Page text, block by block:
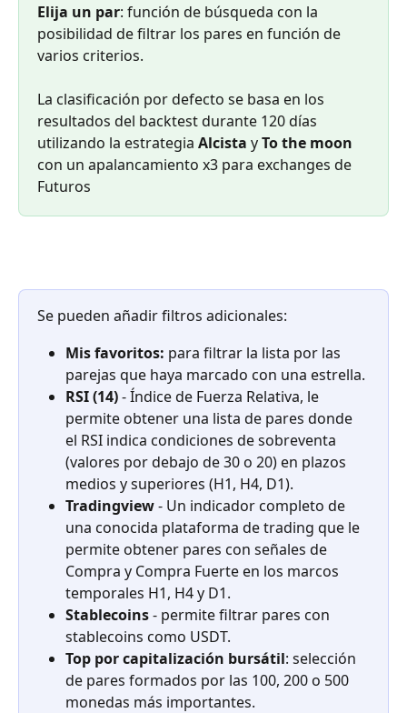
Elija un par: función de búsqueda con la
posibilidad de filtrar los pares en función de
varios criterios.
La clasificación por defecto se basa en los
resultados del backtest durante 120 días
utilizando la estrategia Alcista y To the moon
con un apalancamiento x3 para exchanges de
Futuros
Se pueden añadir filtros adicionales:
Mis favoritos: para filtrar la lista por las
parejas que haya marcado con una estrella.
RSI (14) - Índice de Fuerza Relativa, le
permite obtener una lista de pares donde
el RSI indica condiciones de sobreventa
(valores por debajo de 30 o 20) en plazos
medios y superiores (H1, H4, D1).
Tradingview - Un indicador completo de
una conocida plataforma de trading que le
permite obtener pares con señales de
Compra y Compra Fuerte en los marcos
temporales H1, H4 y D1.
Stablecoins - permite filtrar pares con
stablecoins como USDT.
Top por capitalización bursátil: selección
de pares formados por las 100, 200 o 500
monedas más importantes.